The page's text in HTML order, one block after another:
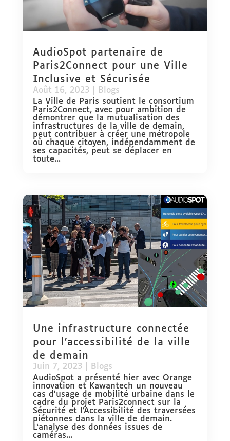
AudioSpot partenaire de
Paris2Connect pour une Ville
Inclusive et Sécurisée
Août 16, 2023
Blogs
La Ville de Paris soutient le consortium
Paris2Connect, avec pour ambition de
démontrer que la mutualisation des
infrastructures de la ville de demain,
peut contribuer à créer une métropole
où chaque citoyen, indépendamment de
ses capacités, peut se déplacer en
toute...
Une infrastructure connectée
pour l’accessibilité de la ville
de demain
Juin 7, 2023
Blogs
AudioSpot a présenté hier avec Orange
innovation et Kawantech un nouveau
cas d’usage de mobilité urbaine dans le
cadre du projet Paris2connect sur la
Sécurité et l’Accessibilité des traversées
piétonnes dans la ville de demain.
L‘analyse des données issues de
caméras...